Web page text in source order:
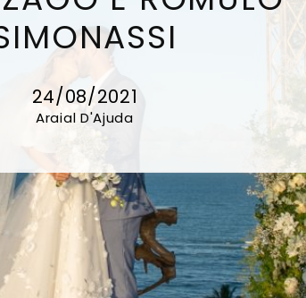
24/08/2021
Araial D'Ajuda